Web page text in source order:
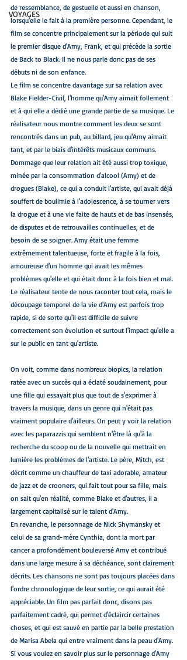
VOYAGES
de ressemblance, de gestuelle et aussi en chanson,
lorsqu'elle le fait à la première personne. Cependant, le
film se concentre principalement sur la période qui suit
le premier disque d'Amy, Frank, et qui précède la sortie
de Back to Black. Il ne nous parle donc pas de ses
débuts ni de son enfance.
Le film se concentre davantage sur sa relation avec
Blake Fielder-Civil, l'homme qu'Amy aimait follement
et à qui elle a dédié une grande partie de sa musique. Le
réalisateur nous montre comment les deux se sont
rencontrés dans un pub, au billard, jeu qu'Amy aimait
tant, et par le biais d'intérêts musicaux communs.
Dommage que leur relation ait été aussi trop toxique,
minée par la consommation d'alcool (Amy) et de
drogues (Blake), ce qui a conduit l'artiste, qui avait déjà
souffert de boulimie à l'adolescence, à se tourner vers
la drogue et à une vie faite de hauts et de bas insensés,
de disputes et de retrouvailles continuelles, et de
besoin de se soigner. Amy était une femme
extrêmement talentueuse, forte et fragile à la fois,
amoureuse d'un homme qui avait les mêmes
problèmes qu'elle et qui était donc à la fois bien et mal.
Le réalisateur tente de nous raconter tout cela, mais le
découpage temporel de la vie d'Amy est parfois trop
rapide, si de sorte qu'il est difficile de suivre
correctement son évolution et surtout l'impact qu'elle a
sur le public en tant qu'artiste.
On voit, comme dans nombreux biopics, la relation
ratée avec un succès qui a éclaté soudainement, pour
une fille qui essayait plus que tout de s'exprimer à
travers la musique, dans un genre qui n'était pas
vraiment populaire d'ailleurs. On peut y voir la relation
avec les paparazzis qui semblent n'être là qu'à la
recherche du scoop ou de la nouvelle qui mettrait en
lumière les problèmes de l'artiste. Le père, Mitch, est
décrit comme un chauffeur de taxi adorable, amateur
de jazz et de crooners, qui fait tout pour sa fille, mais
on sait qu'en réalité, comme Blake et d'autres, il a
largement capitalisé sur le talent d'Amy.
En revanche, le personnage de Nick Shymansky et
celui de sa grand-mère Cynthia, dont la mort par
cancer a profondément bouleversé Amy et contribué
dans une large mesure à sa déchéance, sont clairement
décrits. Les chansons ne sont pas toujours placées dans
l'ordre chronologique de leur sortie, ce qui aurait été
appréciable. Un film pas parfait donc, disons pas
parfaitement cadré, qui permet d'éclaircir certaines
choses, et qui est sauvé en partie par la belle prestation
de Marisa Abela qui entre vraiment dans la peau d'Amy.
Si vous voulez en savoir plus sur le personnage d'Amy